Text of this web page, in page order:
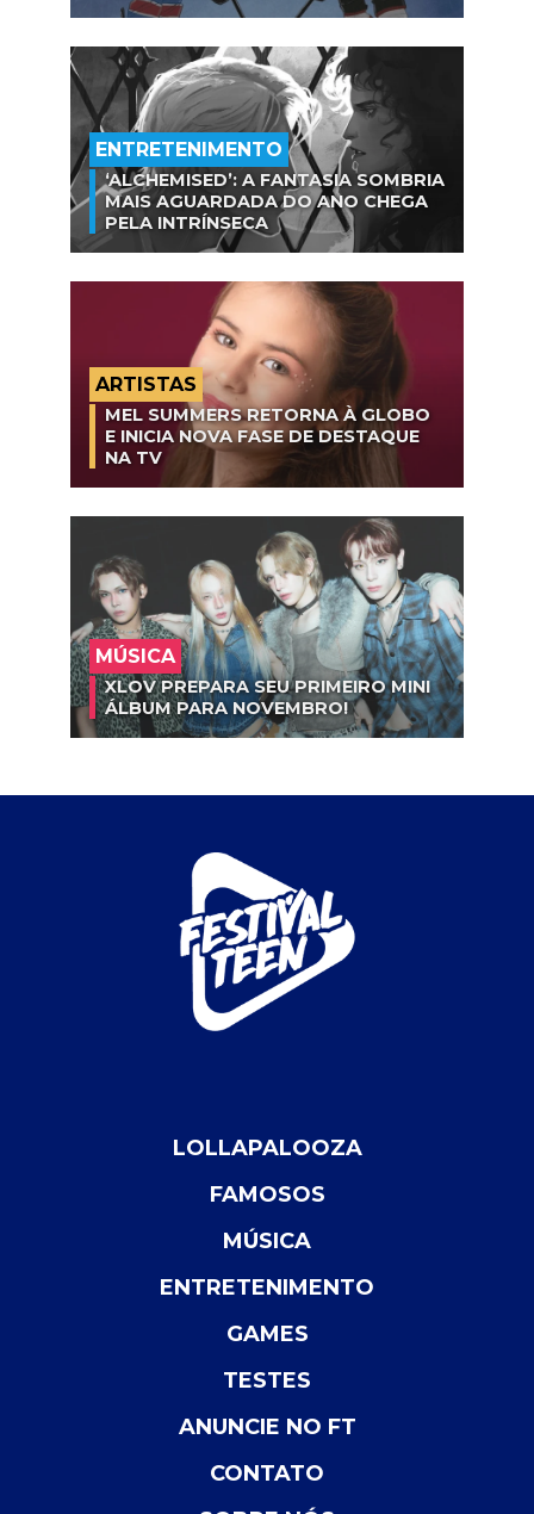
ENTRETENIMENTO
‘ALCHEMISED’: A FANTASIA SOMBRIA
MAIS AGUARDADA DO ANO CHEGA
PELA INTRÍNSECA
ARTISTAS
MEL SUMMERS RETORNA À GLOBO
E INICIA NOVA FASE DE DESTAQUE
NA TV
MÚSICA
XLOV PREPARA SEU PRIMEIRO MINI
ÁLBUM PARA NOVEMBRO!
LOLLAPALOOZA
FAMOSOS
MÚSICA
ENTRETENIMENTO
GAMES
TESTES
ANUNCIE NO FT
CONTATO